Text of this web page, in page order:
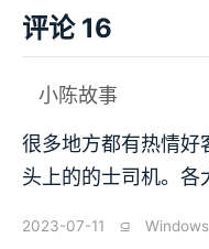
评论 16
小陈故事
很多地方都有热情好
头上的的士司机。各
2023-07-11 ⫑